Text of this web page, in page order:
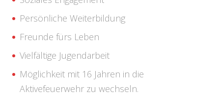
Persönliche Weiterbildung
Freunde fürs Leben
Vielfältige Jugendarbeit
Möglichkeit mit 16 Jahren in die
Aktivefeuerwehr zu wechseln.